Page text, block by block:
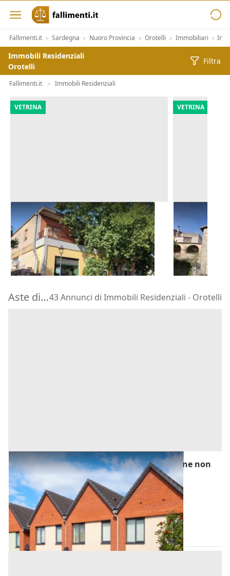
Fallimenti.it > Sardegna > Nuoro Provincia > Orotelli > Immobiliari >
Immobili Residenziali
Orotelli
Filtra
Fallimenti.it > Immobili Residenziali
VETRINA
Asta Alloggio e lastrico solare in
edificio polifunzionale
Isili (Cagliari)
66.960 €
30/10/2026
VETRINA
Asta
pertinenze
Silius
66.938 €
30/10/2026
Aste di Immobili Residenziali Orotelli43 Annunci di Immobili Residenziali - Orotelli
Asta Villette a schiera in corso di costruzione non
sanabili
Orotelli (Nuoro)
Offerta minima
62.000 € 82.500 €
Codice asta:3b50e60a
29/09/2026